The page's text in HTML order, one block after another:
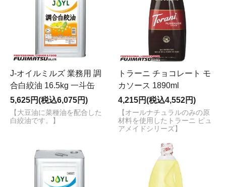
J-オイルミルズ 業務用 調
合白絞油 16.5kg 一斗缶
5,625円(税込6,075円)
【大豆油に菜種油を配合した
白絞油です。】
トラーニ チョコレート モ
カソース 1890ml
4,215円(税込4,552円)
【オールナチュラルのみの原
材料を使用したトラーニ ピュ
アメイドシリーズ】